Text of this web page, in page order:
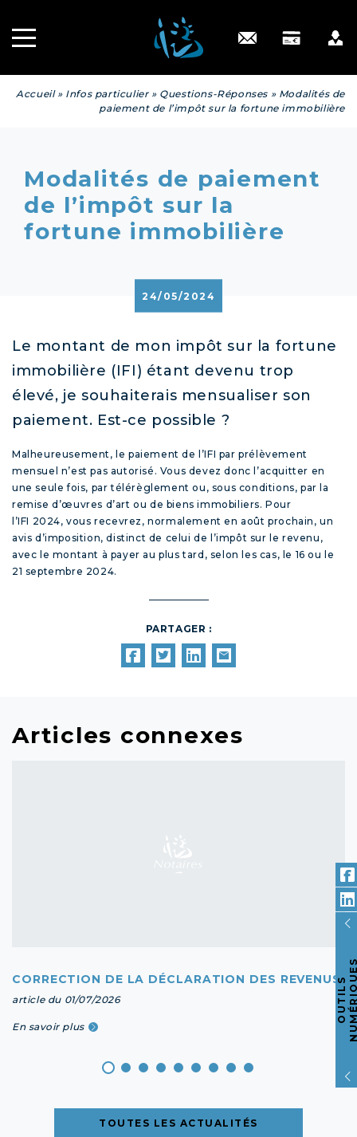
Engagé RSE
Contact
Accueil» Infos particulier» Questions-Réponses» Modalités de
paiement de l’impôt sur la fortune immobilière
Modalités de paiement
de l’impôt sur la
fortune immobilière
24/05/2024
Le montant de mon impôt sur la fortune
immobilière (IFI) étant devenu trop
élevé, je souhaiterais mensualiser son
paiement. Est-ce possible ?
Malheureusement, le paiement de l’IFI par prélèvement
mensuel n’est pas autorisé. Vous devez donc l’acquitter en
une seule fois, par télérèglement ou, sous conditions, par la
remise d’œuvres d’art ou de biens immobiliers. Pour
l’IFI 2024, vous recevrez, normalement en août prochain, un
avis d’imposition, distinct de celui de l’impôt sur le revenu,
avec le montant à payer au plus tard, selon les cas, le 16 ou le
21 septembre 2024.
PARTAGER :
Articles connexes
CORRECTION DE LA DÉCLARATION DES REVENUS
article du 01/07/2026
En savoir plus
TOUTES LES ACTUALITÉS
O
U
T
I
L
S
N
U
M
É
R
I
Q
U
E